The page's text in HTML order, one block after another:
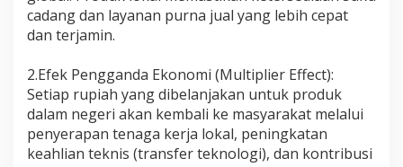
cadang dan layanan purna jual yang lebih cepat
dan terjamin.
2.Efek Pengganda Ekonomi (Multiplier Effect):
Setiap rupiah yang dibelanjakan untuk produk
dalam negeri akan kembali ke masyarakat melalui
penyerapan tenaga kerja lokal, peningkatan
keahlian teknis (transfer teknologi), dan kontribusi